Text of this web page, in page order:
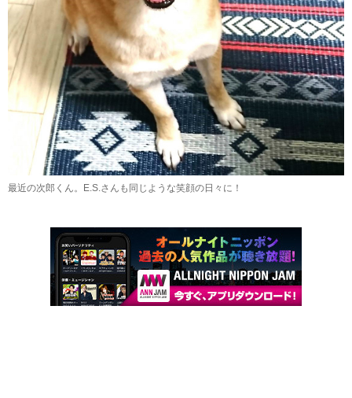
最近の次郎くん。E.S.さんも同じような笑顔の日々に！